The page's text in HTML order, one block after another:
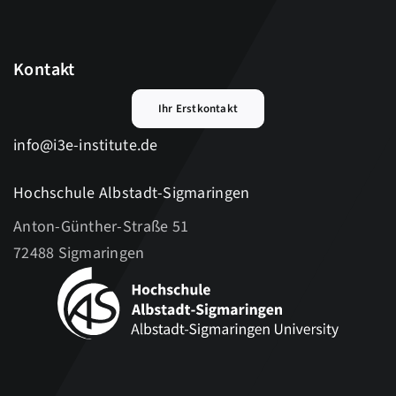
Historie der Einstellungen
Einwilligungen widerrufen
Kontakt
Ihr Erstkontakt
info@i3e-institute.de
Hochschule Albstadt-Sigmaringen
Anton-Günther-Straße 51
72488 Sigmaringen